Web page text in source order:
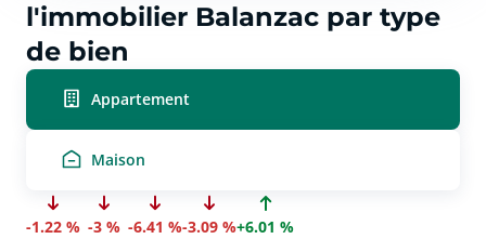
l'immobilier Balanzac par type
de bien
Appartement
Maison
-1.22 % -3 % -6.41 %-3.09 %+6.01 %